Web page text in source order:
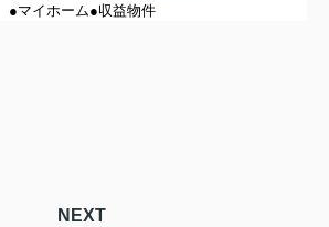
●マイホーム●収益物件
NEXT